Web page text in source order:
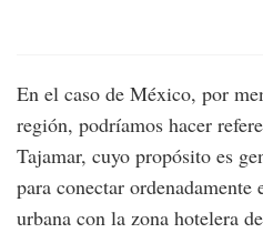
En el caso de México, por
región, podríamos hacer
Tajamar, cuyo propósito es
para conectar
urbana con la zona hotelera